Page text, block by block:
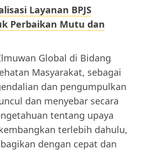
Layanan BPJS
Perbaikan Mutu dan
Global di Bidang
Masyarakat, sebagai
dan pengumpulkan
dan menyebar secara
tentang upaya
terlebih dahulu,
dengan cepat dan